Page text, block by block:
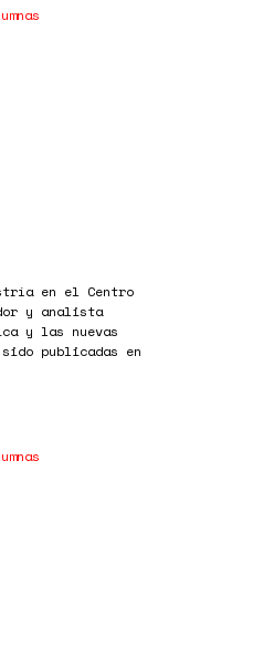
en el Centro
y analista
y las nuevas
publicadas en